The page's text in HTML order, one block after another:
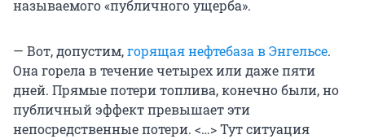
называемого «публичного ущерба».
— Вот, допустим,горящая нефтебаза в Энгельсе.
Она горела в течение четырех или даже пяти
дней. Прямые потери топлива, конечно были, но
публичный эффект превышает эти
непосредственные потери. <…> Тут ситуация